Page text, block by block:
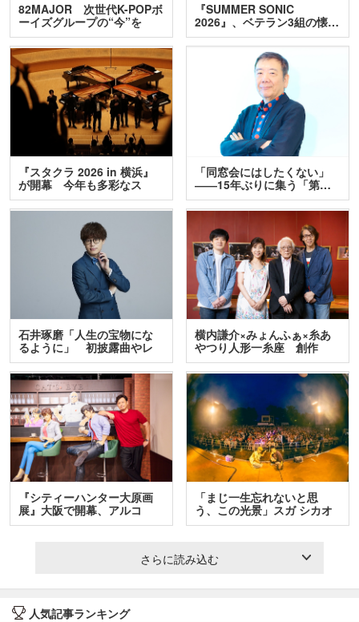
82MAJOR 次世代K-POPボ
ーイズグループの“今”を
訊…
『SUMMER SONIC
2026』、ベテラン3組の懐…
『スタクラ 2026 in 横浜』
が開幕 今年も多彩なス
テ…
「同窓会にはしたくない」
――15年ぶりに集う「第…
石井琢磨「人生の宝物にな
るように」 初披露曲やレ
ア…
横内謙介×みょんふぁ×糸あ
やつり人形一糸座 創作
人…
『シティーハンター大原画
展』大阪で開幕、アルコ
＆…
「まじ一生忘れないと思
う、この光景」スガ シカオ
と…
さらに読み込む
人気記事ランキング